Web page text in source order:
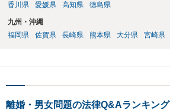
香川県
愛媛県 高知県 徳島県
九州・沖縄
福岡県
佐賀県 長崎県 熊本県 大分県 宮崎県
離婚・男女問題の法律Q&Aランキング